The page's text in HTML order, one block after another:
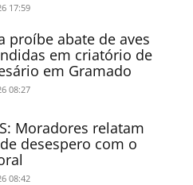
17:59
proíbe abate de aves
em criatório de
em Gramado
08:27
Moradores relatam
desespero com o
08:42